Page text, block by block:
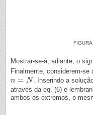
Mostrar-se-á, adiante, o
Finalmente, considerem-se
n = N
n= N . Inserindo a
através da eq. (6) e
ambos os extremos, o